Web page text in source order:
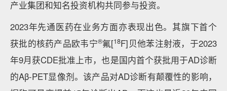
效的潜力，可降低用药量，同时具有更长半衰期，可减
少用药频次、提升患者依从性。该企业开发的补体药项
目LP-005也在2023年底完成了I期临床首例患者给药。
继2022年完成A+1、A+2两轮融资后，天辰生物在2023
年继续逆势完成超亿元B1轮融资。